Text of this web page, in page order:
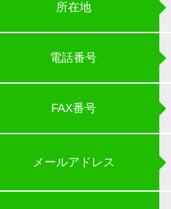
所在地
電話番号
FAX番号
メールアドレス